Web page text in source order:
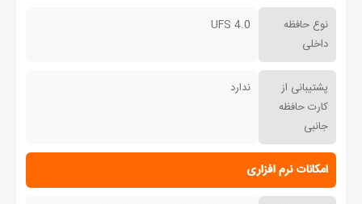
نوع حافظه
داخلی
UFS 4.0
پشتیبانی از
کارت حافظه
جانبی
ندارد
امکانات نرم افزاری